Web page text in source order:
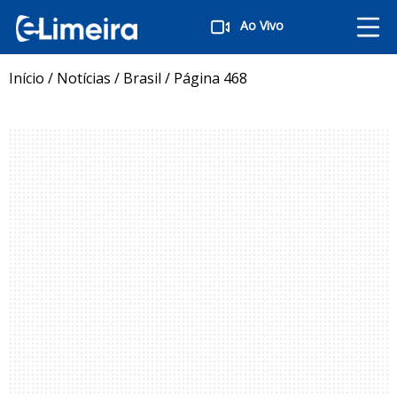
Ao Vivo
Início / Notícias / Brasil / Página 468